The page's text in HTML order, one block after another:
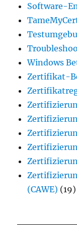
Software-
Windows
Zertifikat-
(CAWE) (19)